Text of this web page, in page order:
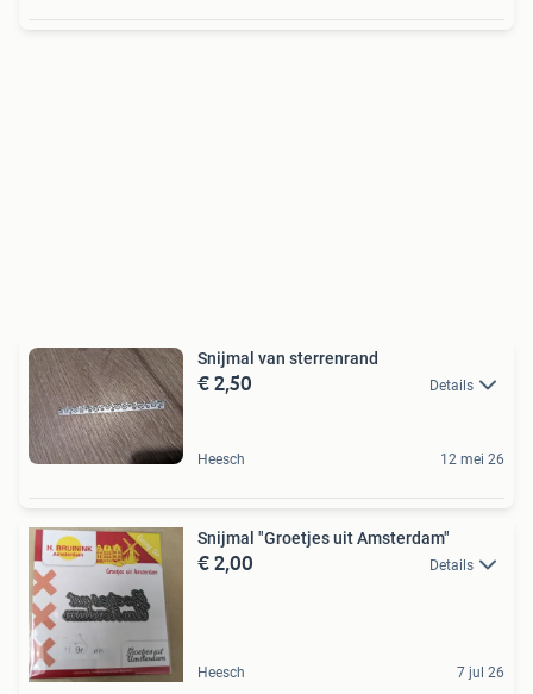
Snijmal van sterrenrand
€ 2,50 Details
Heesch 12 mei 26
Snijmal "Groetjes uit Amsterdam"
€ 2,00 Details
Heesch 7 jul 26